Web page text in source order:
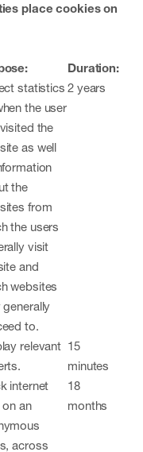
place cookies on
Duration:
statistics
the user
the
as well
the
from
the users
visit
and
websites
generally
to.
2 years
relevant 15
minutes
internet
on an
across
18
months